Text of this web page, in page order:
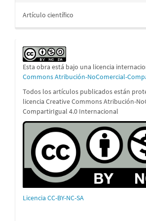
Artículo científico
Esta obra está bajo una licencia
Commons Atribución-NoComercial-
Todos los artículos publicados están
licencia Creative Commons Atribución-
CompartirIgual 4.0 Internacional
Licencia CC-BY-NC-SA